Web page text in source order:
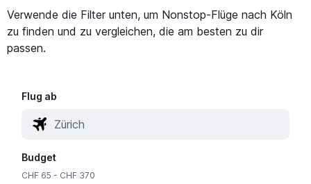
Verwende die Filter unten, um Nonstop-Flüge nach Köln
zu finden und zu vergleichen, die am besten zu dir
passen.
Flug ab
Budget
CHF 65 - CHF 370